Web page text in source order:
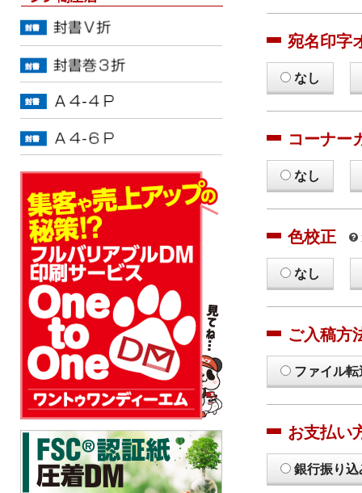
宛名印字
なし
コーナー
なし
色校正
なし
ご入稿方
ファイル
お支払い
銀行振り込